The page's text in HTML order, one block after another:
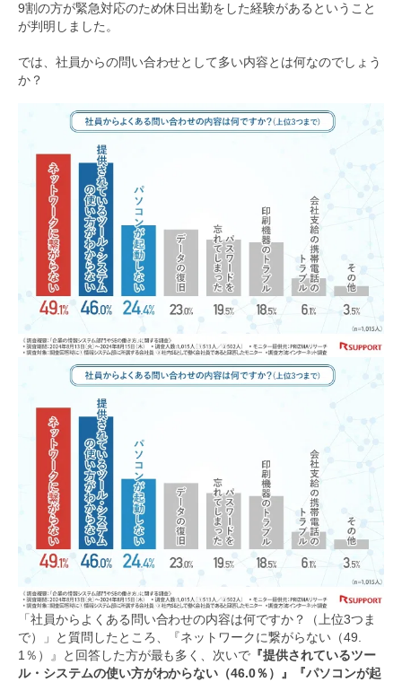
9割の方が緊急対応のため休日出勤をした経験があるということ
が判明しました。
では、社員からの問い合わせとして多い内容とは何なのでしょう
か？
「社員からよくある問い合わせの内容は何ですか？（上位3つま
で）」と質問したところ、『ネットワークに繋がらない（49.
1％）』と回答した方が最も多く、次いで 『提供されているツー
ル・システムの使い方がわからない（46.0％）』『パソコンが起